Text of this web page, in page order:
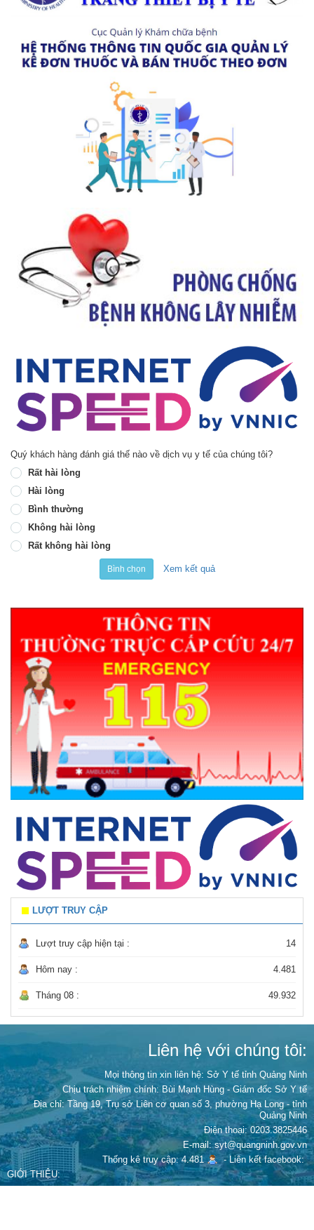
Quý khách hàng đánh giá thế nào về dịch vụ y tế của chúng tôi?
Rất hài lòng
Hài lòng
Bình thường
Không hài lòng
Rất không hài lòng
Bình chọn Xem kết quả
LƯỢT TRUY CẬP
Lượt truy cập hiện tại : 14
Hôm nay : 4.481
Tháng 08 : 49.932
Liên hệ với chúng tôi:
Mọi thông tin xin liên hệ: Sở Y tế tỉnh Quảng Ninh
Chịu trách nhiệm chính: Bùi Mạnh Hùng - Giám đốc Sở Y tế
Địa chỉ: Tầng 19, Trụ sở Liên cơ quan số 3, phường Hạ Long - tỉnh
Quảng Ninh
Điện thoại: 0203.3825446
E-mail: syt@quangninh.gov.vn
Thống kê truy cập: 4.481
- Liên kết facebook:
GIỚI THIỆU: